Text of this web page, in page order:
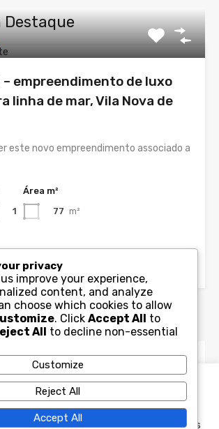
Destaque
– empreendimento de luxo
linha de mar, Vila Nova de
este novo empreendimento associado a
1
Área m²
77 m²
WinKey
geral@winkey.pt
no nosso site para melhorar a experiência
conteúdo mais relevante, lembrando as
e visitas frequentes. Ao clicar em
concorda com a utilização de TODOS os
privacy
improve your experience,
content, and analyze
choose which cookies to allow
. Click Accept All to
All to decline non-essential
Customize
Reject All
Accept All